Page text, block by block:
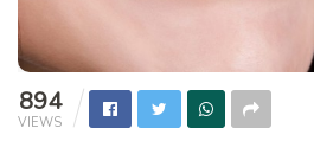
894
VIEWS